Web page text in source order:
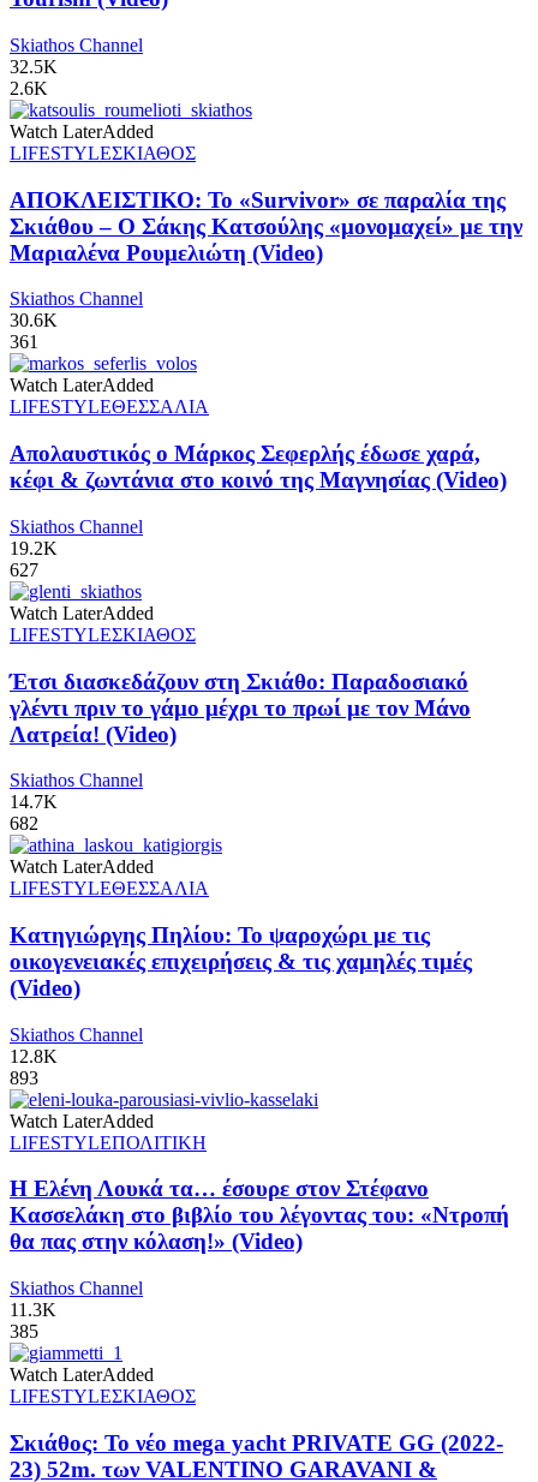
Skiathos Channel
32.5K
2.6K
Watch LaterAdded
LIFESTYLEΣΚΙΑΘΟΣ
ΑΠΟΚΛΕΙΣΤΙΚΟ: Το «Survivor» σε παραλία της
Σκιάθου – Ο Σάκης Κατσούλης «μονομαχεί» με την
Μαριαλένα Ρουμελιώτη (Video)
Skiathos Channel
30.6K
361
Watch LaterAdded
LIFESTYLEΘΕΣΣΑΛΙΑ
Απολαυστικός ο Μάρκος Σεφερλής έδωσε χαρά,
κέφι & ζωντάνια στο κοινό της Μαγνησίας (Video)
Skiathos Channel
19.2K
627
Watch LaterAdded
LIFESTYLEΣΚΙΑΘΟΣ
Έτσι διασκεδάζουν στη Σκιάθο: Παραδοσιακό
γλέντι πριν το γάμο μέχρι το πρωί με τον Μάνο
Λατρεία! (Video)
Skiathos Channel
14.7K
682
Watch LaterAdded
LIFESTYLEΘΕΣΣΑΛΙΑ
Κατηγιώργης Πηλίου: Το ψαροχώρι με τις
οικογενειακές επιχειρήσεις & τις χαμηλές τιμές
(Video)
Skiathos Channel
12.8K
893
Watch LaterAdded
LIFESTYLEΠΟΛΙΤΙΚΗ
Η Ελένη Λουκά τα… έσουρε στον Στέφανο
Κασσελάκη στο βιβλίο του λέγοντας του: «Ντροπή
θα πας στην κόλαση!» (Video)
Skiathos Channel
11.3K
385
Watch LaterAdded
LIFESTYLEΣΚΙΑΘΟΣ
Σκιάθος: Το νέο mega yacht PRIVATE GG (2022-
23) 52m. των VALENTINO GARAVANI &